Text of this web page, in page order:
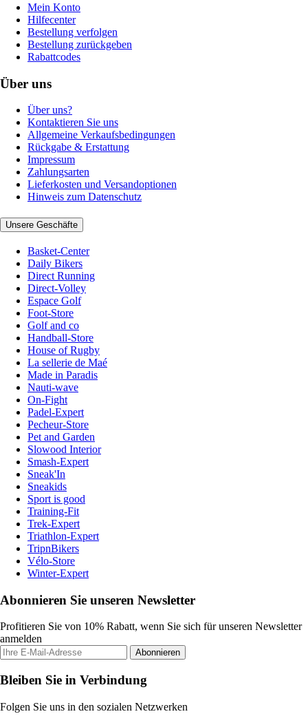
Mein Konto
Hilfecenter
Bestellung verfolgen
Bestellung zurückgeben
Rabattcodes
Über uns
Über uns?
Kontaktieren Sie uns
Allgemeine Verkaufsbedingungen
Rückgabe & Erstattung
Impressum
Zahlungsarten
Lieferkosten und Versandoptionen
Hinweis zum Datenschutz
Unsere Geschäfte
Basket-Center
Daily Bikers
Direct Running
Direct-Volley
Espace Golf
Foot-Store
Golf and co
Handball-Store
House of Rugby
La sellerie de Maé
Made in Paradis
Nauti-wave
On-Fight
Padel-Expert
Pecheur-Store
Pet and Garden
Slowood Interior
Smash-Expert
Sneak'In
Sneakids
Sport is good
Training-Fit
Trek-Expert
Triathlon-Expert
TripnBikers
Vélo-Store
Winter-Expert
Abonnieren Sie unseren Newsletter
Profitieren Sie von 10% Rabatt, wenn Sie sich für unseren Newsletter
anmelden
Abonnieren
Bleiben Sie in Verbindung
Folgen Sie uns in den sozialen Netzwerken